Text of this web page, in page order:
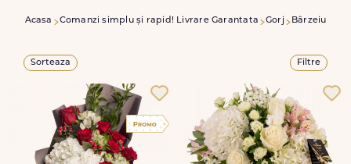
Acasa Comanzi simplu și rapid! Livrare Garantata Gorj Bârzeiu
Sorteaza Filtre